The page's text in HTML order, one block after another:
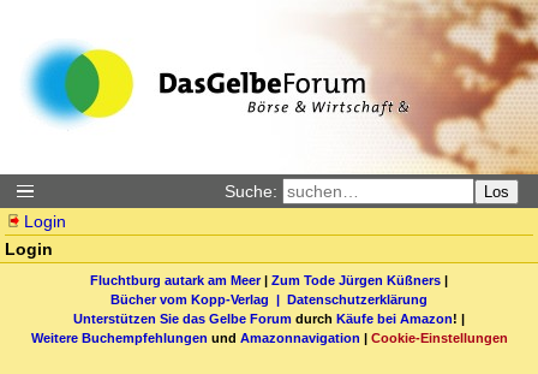
Suche: Los
Login
Login
Fluchtburg autark am Meer| Zum Tode Jürgen Küßners |
Bücher vom Kopp-Verlag | Datenschutzerklärung
Unterstützen Sie das Gelbe Forum durch Käufe bei Amazon! |
Weitere Buchempfehlungen und Amazonnavigation | Cookie-Einstellungen